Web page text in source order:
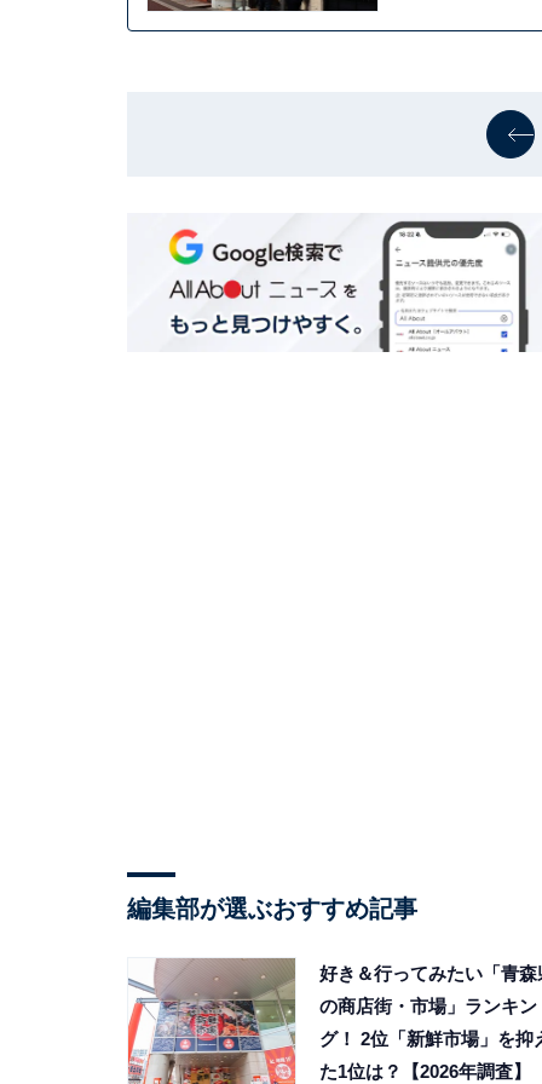
編集部が選ぶおすすめ記事
好き＆行ってみたい「青森
の商店街・市場」ランキン
グ！ 2位「新鮮市場」を抑
た1位は？【2026年調査】